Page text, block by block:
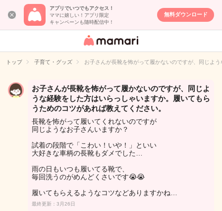
アプリでいつでもアクセス！
ママに嬉しい！アプリ限定
キャンペーンも随時配信中！
無料ダウンロード
女性専用匿名QA
イト
トップ 子育て・グッズ お子さんが長靴を怖がって履かないのですが、同じよ
お子さんが長靴を怖がって履かないのですが、同じよ
うな経験をした方はいらっしゃいますか。履いてもら
うためのコツがあれば教えてください。
長靴を怖がって履いてくれないのですが
同じようなお子さんいますか？
試着の段階で「こわい！いや！」といい
大好きな車柄の長靴もダメでした…
雨の日もいつも履いてる靴で、
毎回洗うのがめんどくさいです😭😭
履いてもらえるようなコツなどありますかね…
最終更新：3月26日